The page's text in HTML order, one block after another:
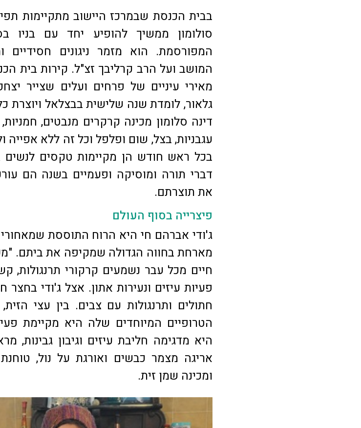
בבית הכנסת שבמרכז היישוב מתקיימות
סולומון ממשיך להופיע יחד עם בניו
המפורסמת. הוא מזמר ניגונים חסידיים
המושב ועל הרב קרליבך זצ"ל. קירות בית
מאירי עיניים של פרחים ועלים שצייר
גלאור, לומדת שנה שלישית בבצלאל ויוצרת
דינה סלומון מכינה קרקרים מנבטים,
עגבניות, בצל, שום ופלפל וכל זה ללא
בכל ראש חודש הן מקיימות טקסים
דברי תורה ומוסיקה ופעמיים בשנה הם
את תוצרתם.
פיצרייה בסוף העולם
ג'ודי אברהם חי היא הרוח התוססת שמאחורי
מארחת בחווה הגדולה שמקיפה את ביתם.
חיים מכל עבר נשמעים קרקורי תרנגולות,
פעיות עיזים ונעירות אתון. אצל ג'ודי
חתולים ותרנגולות עם צבים. בין עצי
הטרופיים המיוחדים שלה היא מקיימת
היא מדגימה חליבת עיזים וגיבון גבינות,
אריגה מצמר כבשים ואורגת על נול,
ומכינה שמן זית.